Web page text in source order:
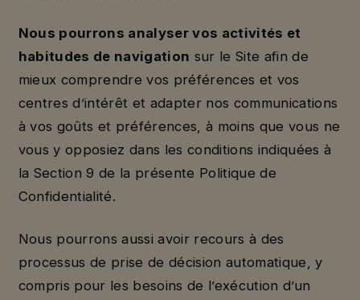
Nous pourrons analyser vos activités et
habitudes de navigation sur le Site afin de
mieux comprendre vos préférences et vos
centres d’intérêt et adapter nos communications
à vos goûts et préférences, à moins que vous ne
vous y opposiez dans les conditions indiquées à
la Section 9 de la présente Politique de
Confidentialité.
Nous pourrons aussi avoir recours à des
processus de prise de décision automatique, y
compris pour les besoins de l’exécution d’un